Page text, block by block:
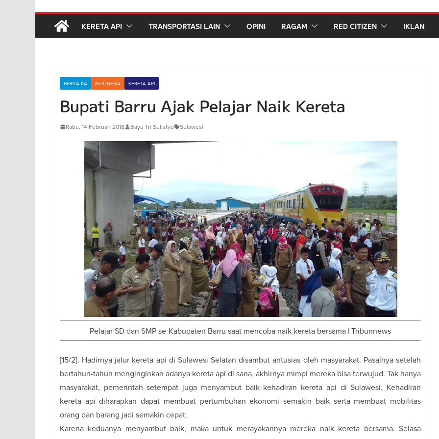
KERETA API TRANSPORTASI LAIN OPINI RAGAM RED CITIZEN IKLAN
BERITA KA INDONESIA KERETA API
Bupati Barru Ajak Pelajar Naik Kereta
Rabu, 14 Februari 2018 Bayu Tri Sulistyo Sulawesi
Pelajar SD dan SMP se-Kabupaten Barru saat mencoba naik kereta bersama | Tribunnews
[15/2]. Hadirnya jalur kereta api di Sulawesi Selatan disambut antusias oleh masyarakat. Pasalnya setelah
bertahun-tahun menginginkan adanya kereta api di sana, akhirnya mimpi mereka bisa terwujud. Tak hanya
masyarakat, pemerintah setempat juga menyambut baik kehadiran kereta api di Sulawesi. Kehadiran
kereta api diharapkan dapat membuat pertumbuhan ekonomi semakin baik serta membuat mobilitas
orang dan barang jadi semakin cepat.
Karena keduanya menyambut baik, maka untuk merayakannya mereka naik kereta bersama. Selasa